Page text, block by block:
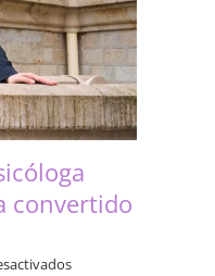
convertido
en